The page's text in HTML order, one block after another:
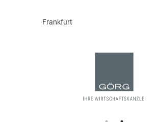
Frankfurt